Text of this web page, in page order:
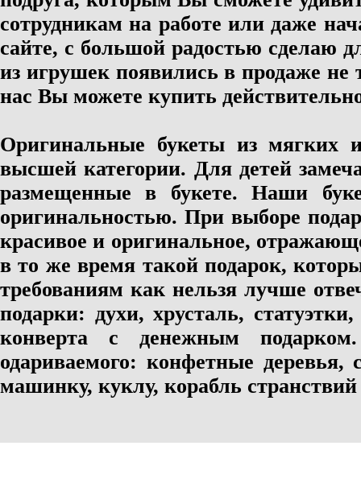
сотрудникам на работе или даже
сайте, с большой радостью сделаю
из игрушек появились в продаже не
нас Вы можете купить
Оригинальные букеты из мягких
высшей категории. Для детей
размещенные в букете. Наши
оригинальностью. При выборе
красивое и оригинальное,
в то же время такой подарок,
требованиям как нельзя лучше
подарки: духи, хрусталь,
конверта с денежным подарком.
одариваемого: конфетные
машинку, куклу, корабль